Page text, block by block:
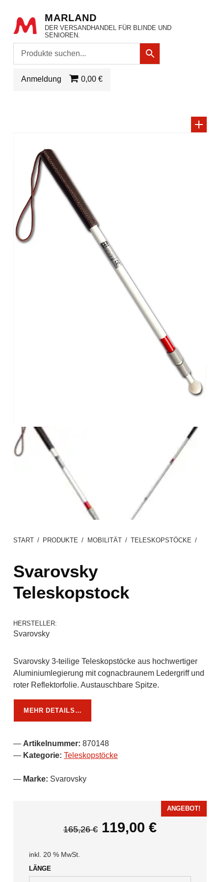
MARLAND
DER VERSANDHANDEL FÜR BLINDE UND
SENIOREN.
Anmeldung 0,00 €
START / PRODUKTE / MOBILITÄT / TELESKOPSTÖCKE /
Svarovsky
Teleskopstock
HERSTELLER:
Svarovsky
Svarovsky 3-teilige Teleskopstöcke aus hochwertiger
Aluminiumlegierung mit cognacbraunem Ledergriff und
roter Reflektorfolie. Austauschbare Spitze.​
MEHR DETAILS…
Artikelnummer: 870148
Kategorie: Teleskopstöcke
Marke: Svarovsky
ANGEBOT!
165,26€ 119,00 €
Aktueller Preis ist: 119,00 €.
inkl. 20 % MwSt.
LÄNGE